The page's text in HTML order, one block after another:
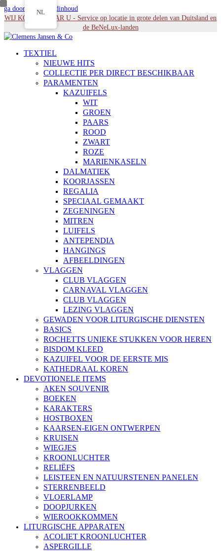
ga door naar Hoofdinhoud
WIJ KOMEN NAAR U - Service op locatie in grote delen van Duitsland en
de BeNeLux-landen
TEXTIEL
NIEUWE HITS
COLLECTIE PER DIRECT BESCHIKBAAR
PARAMENTEN
KAZUIFELS
WIT
GROEN
PAARS
ROOD
ZWART
ROZE
MARIENKASELN
DALMATIEK
KOORJASSEN
REGALIA
SPECIAAL GEMAAKT
ZEGENINGEN
MITREN
LUIFELS
ANTEPENDIA
HANGINGS
AFBEELDINGEN
VLAGGEN
CLUB VLAGGEN
CARNAVAL VLAGGEN
CLUB VLAGGEN
LEZING VLAGGEN
GEWADEN VOOR LITURGISCHE DIENSTEN
BASICS
ROCHETTS UNIEKE STUKKEN VOOR HEREN
BISDOM KLEED
KAZUIFEL VOOR DE EERSTE MIS
KATHEDRAAL KOREN
DEVOTIONELE ITEMS
AKEN SOUVENIR
BOEKEN
KARAKTERS
HOSTBOXEN
KAARSEN-EIGEN ONTWERPEN
KRUISEN
WIEGJES
KROONLUCHTER
RELIËFS
LEISTEEN EN NATUURSTENEN PANELEN
STERRENBEELD
VLOERLAMP
DOOPJURKEN
WIEROOKKOMMEN
LITURGISCHE APPARATEN
ACOLIET KROONLUCHTER
ASPERGILLE
NL